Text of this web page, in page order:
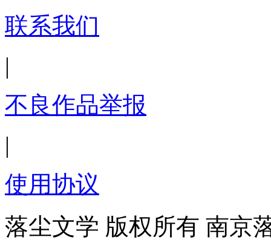
联系我们
|
不良作品举报
|
使用协议
落尘文学 版权所有 南京